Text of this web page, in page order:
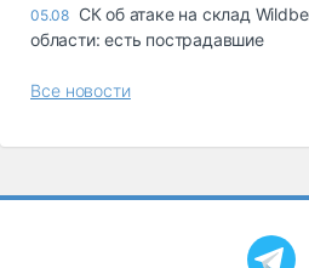
05.08 СК об атаке на склад
области: есть пострадавшие
Все новости